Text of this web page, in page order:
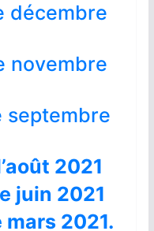
décembre
novembre
septembre
2021
juin 2021
2021.